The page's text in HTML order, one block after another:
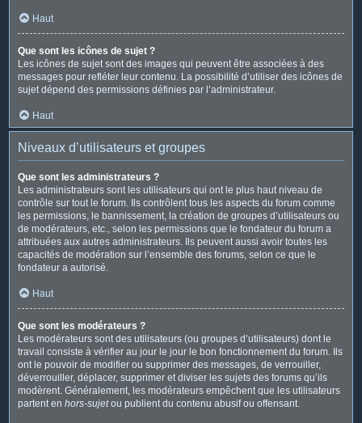
Haut
Que sont les icônes de sujet ?
Les icônes de sujet sont des images qui peuvent être associées à des
messages pour refléter leur contenu. La possibilité d’utiliser des icônes de
sujet dépend des permissions définies par l’administrateur.
Haut
Niveaux d’utilisateurs et groupes
Que sont les administrateurs ?
Les administrateurs sont les utilisateurs qui ont le plus haut niveau de
contrôle sur tout le forum. Ils contrôlent tous les aspects du forum comme
les permissions, le bannissement, la création de groupes d’utilisateurs ou
de modérateurs, etc., selon les permissions que le fondateur du forum a
attribuées aux autres administrateurs. Ils peuvent aussi avoir toutes les
capacités de modération sur l’ensemble des forums, selon ce que le
fondateur a autorisé.
Haut
Que sont les modérateurs ?
Les modérateurs sont des utilisateurs (ou groupes d’utilisateurs) dont le
travail consiste à vérifier au jour le jour le bon fonctionnement du forum. Ils
ont le pouvoir de modifier ou supprimer des messages, de verrouiller,
déverrouiller, déplacer, supprimer et diviser les sujets des forums qu’ils
modèrent. Généralement, les modérateurs empêchent que les utilisateurs
partent en hors-sujetou publient du contenu abusif ou offensant.